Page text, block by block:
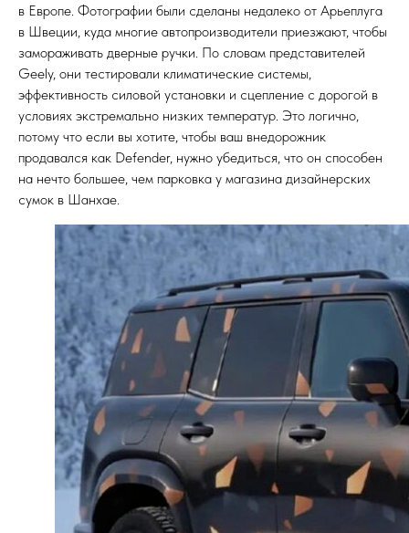
в Европе. Фотографии были сделаны недалеко от Арьеплуга
в Швеции, куда многие автопроизводители приезжают, чтобы
замораживать дверные ручки. По словам представителей
Geely, они тестировали климатические системы,
эффективность силовой установки и сцепление с дорогой в
условиях экстремально низких температур. Это логично,
потому что если вы хотите, чтобы ваш внедорожник
продавался как Defender, нужно убедиться, что он способен
на нечто большее, чем парковка у магазина дизайнерских
сумок в Шанхае.